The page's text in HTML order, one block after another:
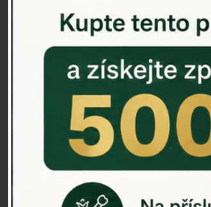
DEKORACE NA HROB
RETRO KONZOLE
Domovní čísla - litina
DEKORACE NA ZEĎ
ZVONKOHRA
ZVONY A ZVONKY
PTAČÍ KRMÍTKA
SLUNEČNÍ HODINY
Dózy na brambory a zeleninu
VÝPRODEJ - poslední kusy